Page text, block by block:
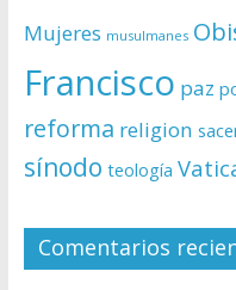
Mujeres musulmanes
Francisco paz
reforma religion
sínodo teología
Comentarios